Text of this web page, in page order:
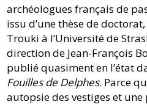
archéologues français de
issu d’une thèse de
Trouki à l’Université de
direction de Jean-François
publié quasiment en l’état
Fouilles de Delphes. Parce
autopsie des vestiges et